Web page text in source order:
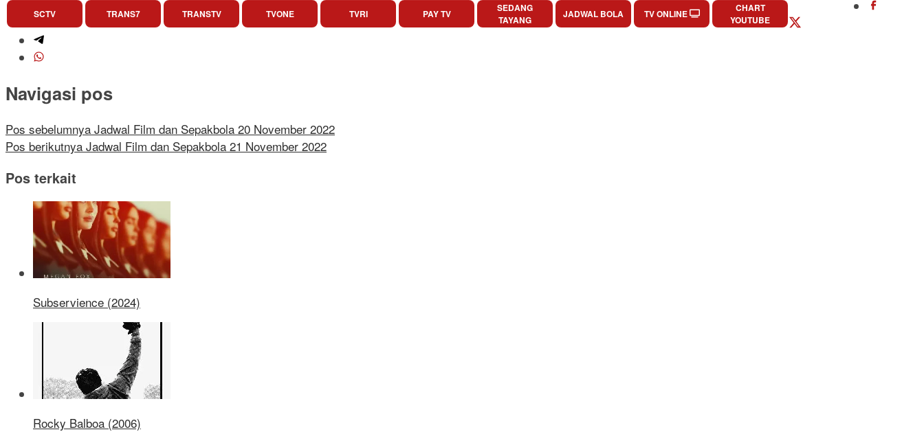
SCTV TRANS7 TRANSTV TVONE TVRI PAY TV
SEDANG
TAYANG
JADWAL BOLA TV ONLINE
CHART
YOUTUBE
Navigasi pos
Pos sebelumnya Jadwal Film dan Sepakbola 20 November 2022
Pos berikutnya Jadwal Film dan Sepakbola 21 November 2022
Pos terkait
Subservience (2024)
Rocky Balboa (2006)